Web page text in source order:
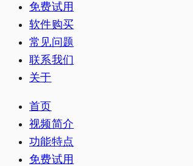
免费试用
软件购买
常见问题
联系我们
关于
首页
视频简介
功能特点
免费试用